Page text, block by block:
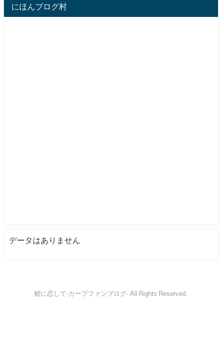
にほんブログ村
データはありません
鯉に恋して-カープファンブログ- All Rights Reserved.